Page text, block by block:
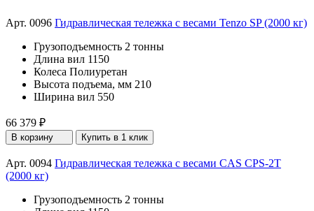
Арт. 0096 Гидравлическая тележка с весами Tenzo SP (2000 кг)
Грузоподъемность 2 тонны
Длина вил 1150
Колеса Полиуретан
Высота подъема, мм 210
Ширина вил 550
66 379 ₽
В корзину Купить в 1 клик
Арт. 0094 Гидравлическая тележка с весами CAS CPS-2T
(2000 кг)
Грузоподъемность 2 тонны